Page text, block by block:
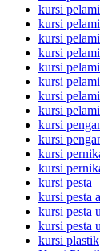
kursi
kursi
kursi
kursi
kursi
kursi
kursi
kursi
kursi
kursi
kursi
kursi
kursi pesta
kursi pesta
kursi pesta
kursi pesta
kursi plastik